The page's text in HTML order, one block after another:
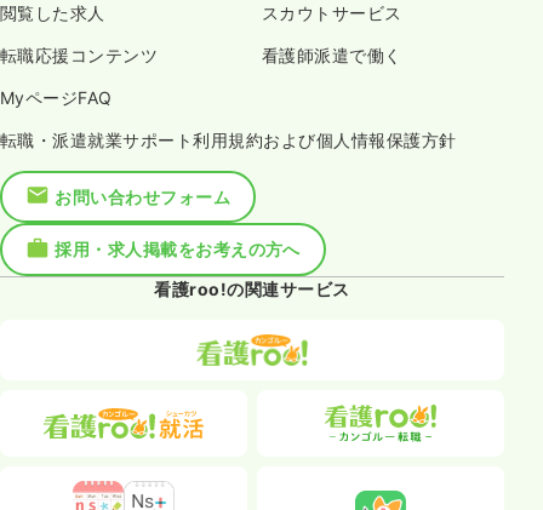
閲覧した求人 スカウトサービス
転職応援コンテンツ 看護師派遣で働く
MyページFAQ
転職・派遣就業サポート利用規約および個人情報保護方針
お問い合わせフォーム
採用・求人掲載をお考えの方へ
看護roo!の関連サービス